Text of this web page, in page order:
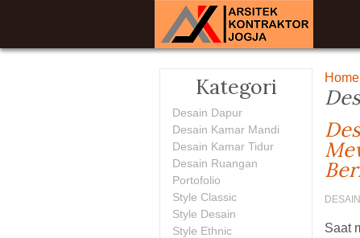
Home
Saat
Kategori
Desain Dapur
Desain Kamar Mandi
Desain Kamar Tidur
Desain Ruangan
Portofolio
Style Classic
Style Desain
Style Ethnic